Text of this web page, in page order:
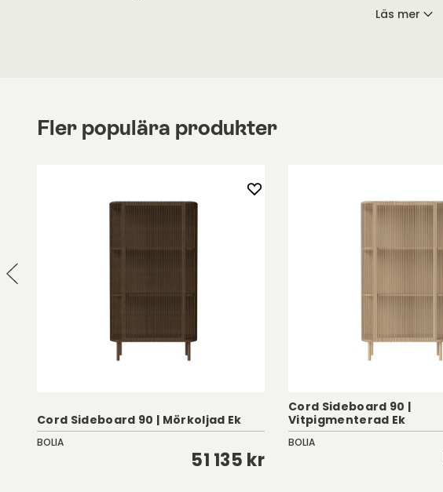
Pillar har en enkel design, där detaljerna är i fokus. Dörrarna med
Läs mer
Fler populära produkter
Cord Sideboard 90 | Mörkoljad Ek
BOLIA
51 135 kr
Cord Sideboard 90 |
Vitpigmenterad Ek
BOLIA